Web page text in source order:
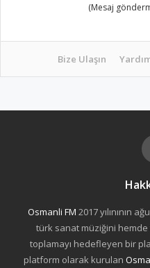
(Mesaj
Bize Ulaşın
Osmanli FM 2017 yılınının
türk sanat müziğini
toplamayı hedefleyen bir
platform olarak kurulan